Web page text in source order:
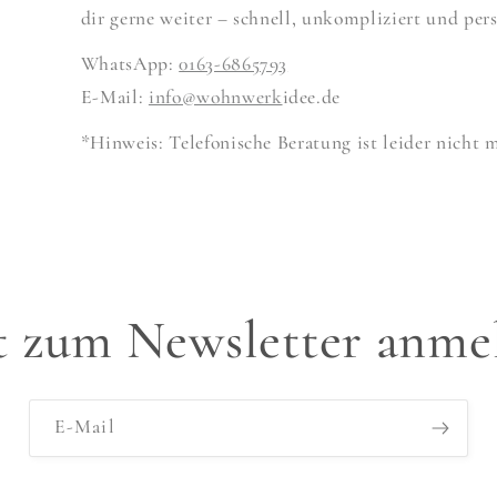
dir gerne weiter – schnell, unkompliziert und
WhatsApp:0163-6865793
E-Mail: info@wohnwerkidee.de
*Hinweis: Telefonische Beratung ist leider nicht
zum Newsletter
E-Mail